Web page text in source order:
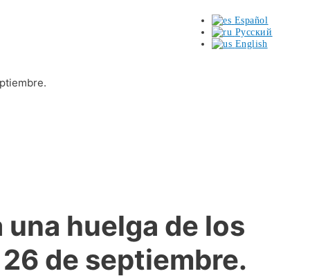
Español
Русский
English
huelga de los
de septiembre.